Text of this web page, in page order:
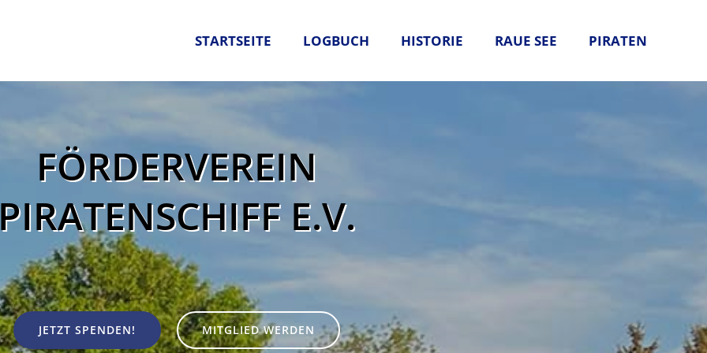
STARTSEITE LOGBUCH HISTORIE RAUE SEE PIRATEN
FÖRDERVEREIN
PIRATENSCHIFF E.V.
JETZT SPENDEN! MITGLIED WERDEN